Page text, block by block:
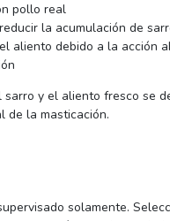
pollo real
la acumulación de
aliento debido a la acción
sarro y el aliento fresco se
de la masticación.
solamente.